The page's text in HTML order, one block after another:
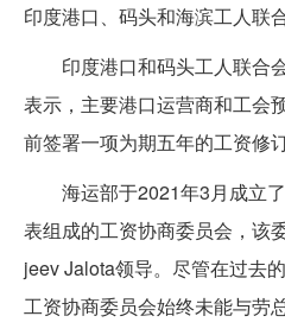
印度港口、码头和海滨工人联合
印度港口和码头工人联合
表示，主要港口运营商和工会
前签署一项为期五年的工资修订
海运部于2021年3月成立了
表组成的工资协商委员会，该
jeev Jalota领导。尽管在过去
工资协商委员会始终未能与劳